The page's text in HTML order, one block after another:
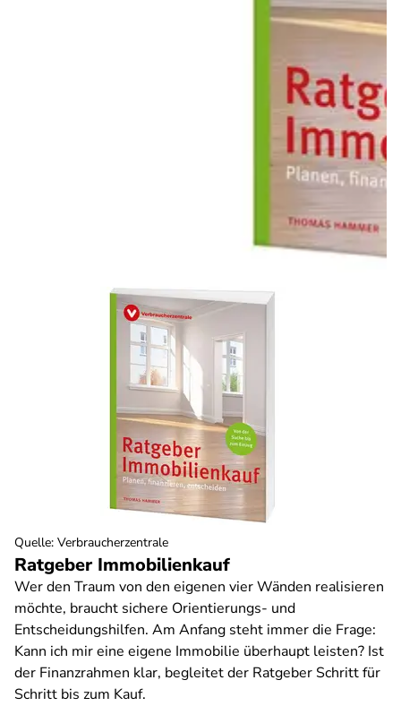
Ratgeber Immobilienkauf
Wer den Traum von den eigenen vier Wänden realisieren
möchte, braucht sichere Orientierungs- und
Entscheidungshilfen. Am Anfang steht immer die Frage:
Kann ich mir eine eigene Immobilie überhaupt leisten? Ist
der Finanzrahmen klar, begleitet der Ratgeber Schritt für
Schritt bis zum Kauf.
Quelle: Verbraucherzentrale